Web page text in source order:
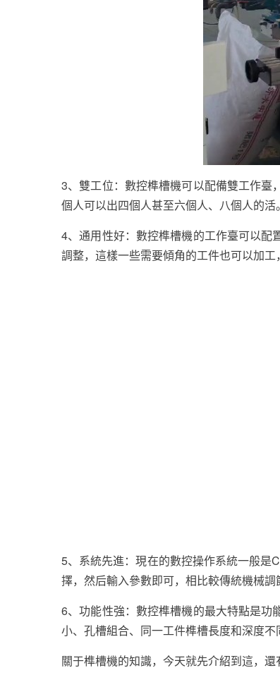
3、雙工位：數控榫槽機可以配備雙工作
個人可以出四個人甚至六個人、八個人的活。
4、通用性好：數控榫槽機的工作臺可以
調整，這樣一些需要傾角的工件也可以加
5、系統先進：現在的數控操作系統一般是
擇，然后輸入參數即可，相比較傳統機械調
6、功能性強：數控榫槽機的最大特點是
小、孔槽組合、同一工件榫槽長度和深度
關于榫槽機的知識，今天就先介紹到這，還